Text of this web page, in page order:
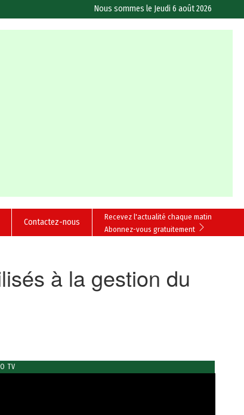
Nous sommes le Jeudi 6 août 2026
Recevez l'actualité chaque matin
Abonnez-vous gratuitement
Contactez-nous
à la gestion du
TV